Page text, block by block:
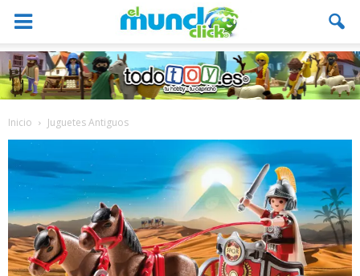
Inicio Juguetes Antiguos